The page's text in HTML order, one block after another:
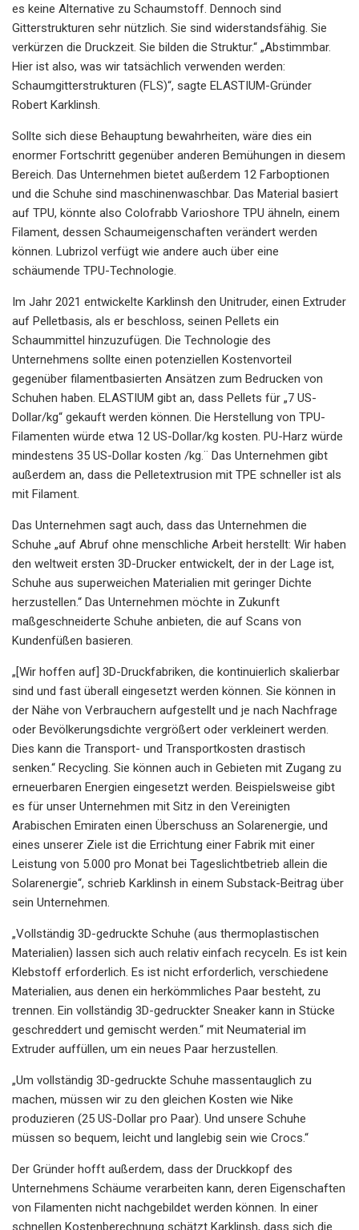
es keine Alternative zu Schaumstoff. Dennoch sind
Gitterstrukturen sehr nützlich. Sie sind widerstandsfähig. Sie
verkürzen die Druckzeit. Sie bilden die Struktur.“ „Abstimmbar.
Hier ist also, was wir tatsächlich verwenden werden:
Schaumgitterstrukturen (FLS)“, sagte ELASTIUM-Gründer
Robert Karklinsh.
Sollte sich diese Behauptung bewahrheiten, wäre dies ein
enormer Fortschritt gegenüber anderen Bemühungen in diesem
Bereich. Das Unternehmen bietet außerdem 12 Farboptionen
und die Schuhe sind maschinenwaschbar. Das Material basiert
auf TPU, könnte also Colofrabb Varioshore TPU ähneln, einem
Filament, dessen Schaumeigenschaften verändert werden
können. Lubrizol verfügt wie andere auch über eine
schäumende TPU-Technologie.
Im Jahr 2021 entwickelte Karklinsh den Unitruder, einen Extruder
auf Pelletbasis, als er beschloss, seinen Pellets ein
Schaummittel hinzuzufügen. Die Technologie des
Unternehmens sollte einen potenziellen Kostenvorteil
gegenüber filamentbasierten Ansätzen zum Bedrucken von
Schuhen haben. ELASTIUM gibt an, dass Pellets für „7 US-
Dollar/kg“ gekauft werden können. Die Herstellung von TPU-
Filamenten würde etwa 12 US-Dollar/kg kosten. PU-Harz würde
mindestens 35 US-Dollar kosten /kg.¨ Das Unternehmen gibt
außerdem an, dass die Pelletextrusion mit TPE schneller ist als
mit Filament.
Das Unternehmen sagt auch, dass das Unternehmen die
Schuhe „auf Abruf ohne menschliche Arbeit herstellt: Wir haben
den weltweit ersten 3D-Drucker entwickelt, der in der Lage ist,
Schuhe aus superweichen Materialien mit geringer Dichte
herzustellen.“ Das Unternehmen möchte in Zukunft
maßgeschneiderte Schuhe anbieten, die auf Scans von
Kundenfüßen basieren.
„[Wir hoffen auf] 3D-Druckfabriken, die kontinuierlich skalierbar
sind und fast überall eingesetzt werden können. Sie können in
der Nähe von Verbrauchern aufgestellt und je nach Nachfrage
oder Bevölkerungsdichte vergrößert oder verkleinert werden.
Dies kann die Transport- und Transportkosten drastisch
senken.“ Recycling. Sie können auch in Gebieten mit Zugang zu
erneuerbaren Energien eingesetzt werden. Beispielsweise gibt
es für unser Unternehmen mit Sitz in den Vereinigten
Arabischen Emiraten einen Überschuss an Solarenergie, und
eines unserer Ziele ist die Errichtung einer Fabrik mit einer
Leistung von 5.000 pro Monat bei Tageslichtbetrieb allein die
Solarenergie“, schrieb Karklinsh in einem Substack-Beitrag über
sein Unternehmen.
„Vollständig 3D-gedruckte Schuhe (aus thermoplastischen
Materialien) lassen sich auch relativ einfach recyceln. Es ist kein
Klebstoff erforderlich. Es ist nicht erforderlich, verschiedene
Materialien, aus denen ein herkömmliches Paar besteht, zu
trennen. Ein vollständig 3D-gedruckter Sneaker kann in Stücke
geschreddert und gemischt werden.“ mit Neumaterial im
Extruder auffüllen, um ein neues Paar herzustellen.
„Um vollständig 3D-gedruckte Schuhe massentauglich zu
machen, müssen wir zu den gleichen Kosten wie Nike
produzieren (25 US-Dollar pro Paar). Und unsere Schuhe
müssen so bequem, leicht und langlebig sein wie Crocs.“
Der Gründer hofft außerdem, dass der Druckkopf des
Unternehmens Schäume verarbeiten kann, deren Eigenschaften
von Filamenten nicht nachgebildet werden können. In einer
schnellen Kostenberechnung schätzt Karklinsh, dass sich die